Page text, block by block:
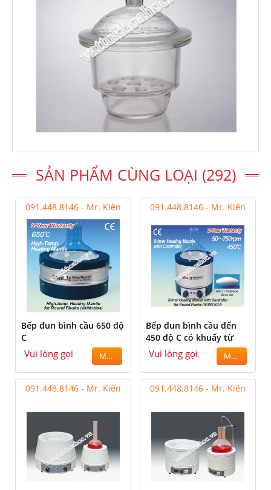
SẢN PHẨM CÙNG LOẠI (292)
091.448.8146 - Mr. Kiên
Bếp đun bình cầu 650 độ
C
Vui lòng gọi MUA
091.448.8146 - Mr. Kiên
Bếp đun bình cầu đến
450 độ C có khuấy từ
Vui lòng gọi MUA
091.448.8146 - Mr. Kiên 091.448.8146 - Mr. Kiên